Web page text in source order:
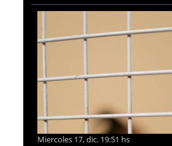
Miercoles 17, dic. 19:51 hs